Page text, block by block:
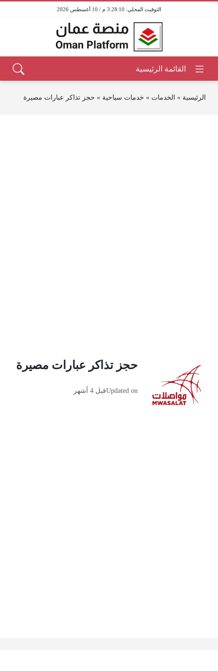
3:28:10 م / 10 أغسطس 2026
الرئيسية » الخدمات » خدمات سياحية » حجز تذاكر عبارات مصيرة
حجز تذاكر عبارات مصيرة
Updated onقبل 4 أشهر